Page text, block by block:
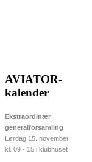
AVIATOR-
kalender
Ekstraordinær
generalforsamling
Lørdag 15. november
kl. 09 - 15 i klubhuset